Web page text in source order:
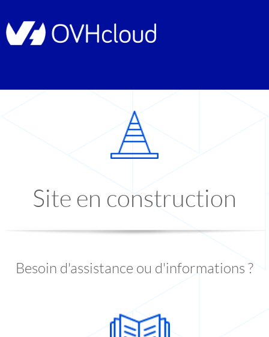
Site en construction
Besoin d'assistance ou d'informations ?